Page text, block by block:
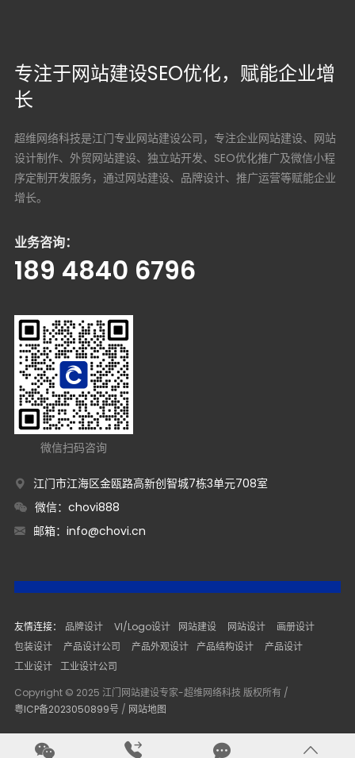
专注于网站建设SEO优化，赋能企业增
长
超维网络科技是江门专业网站建设公司，专注企业网站建设、网站
设计制作、外贸网站建设、独立站开发、SEO优化推广及微信小程
序定制开发服务，通过网站建设、品牌设计、推广运营等赋能企业
增长。
业务咨询：
189 4840 6796
微信扫码咨询
江门市江海区金瓯路高新创智城7栋3单元708室
微信：chovi888
邮箱： info@chovi.cn
友情连接： 品牌设计 VI/Logo设计 网站建设 网站设计
画册设计
包装设计
产品设计公司 产品外观设计 产品结构设计
产品设计
工业设计 工业设计公司
Copyright © 2025 江门网站建设专家-超维网络科技 版权所有 /
粤ICP备2023050899号 / 网站地图